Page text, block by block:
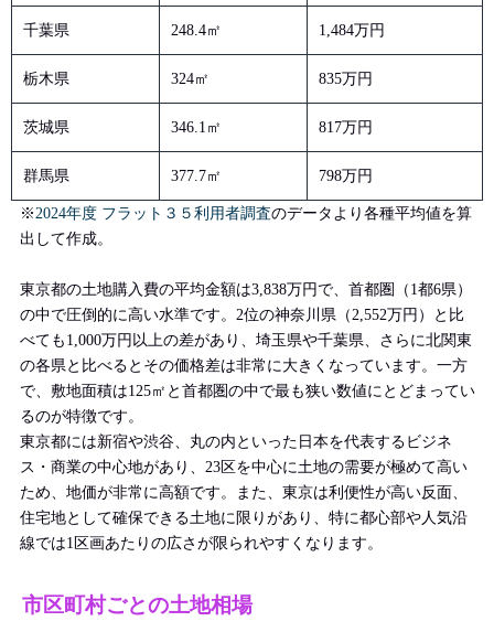
千葉県 248.4㎡ 1,484万円
栃木県 324㎡ 835万円
茨城県 346.1㎡ 817万円
群馬県 377.7㎡ 798万円
※ 2024年度 フラット３５利用者調査のデータより各種平均値を算
出して作成。
東京都の土地購入費の平均金額は3,838万円で、首都圏（1都6県）
の中で圧倒的に高い水準です。2位の神奈川県（2,552万円）と比
べても1,000万円以上の差があり、埼玉県や千葉県、さらに北関東
の各県と比べるとその価格差は非常に大きくなっています。一方
で、敷地面積は125㎡と首都圏の中で最も狭い数値にとどまってい
るのが特徴です。
東京都には新宿や渋谷、丸の内といった日本を代表するビジネ
ス・商業の中心地があり、23区を中心に土地の需要が極めて高い
ため、地価が非常に高額です。また、東京は利便性が高い反面、
住宅地として確保できる土地に限りがあり、特に都心部や人気沿
線では1区画あたりの広さが限られやすくなります。
市区町村ごとの土地相場